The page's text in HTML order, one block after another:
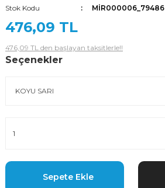
Stok Kodu
MİR000006_79486
476,09 TL
476,09 TL den başlayan taksitlerle!!
Seçenekler
Sepete Ekle